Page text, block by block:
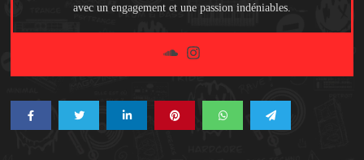
avec un engagement et une passion indéniables.